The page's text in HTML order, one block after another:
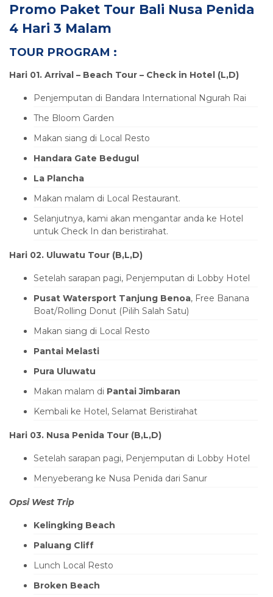
Promo Paket Tour Bali Nusa Penida
4 Hari 3 Malam
TOUR PROGRAM :
Hari 01. Arrival – Beach Tour – Check in Hotel (L,D)
Penjemputan di Bandara International Ngurah Rai
The Bloom Garden
Makan siang di Local Resto
Handara Gate Bedugul
La Plancha
Makan malam di Local Restaurant.
Selanjutnya, kami akan mengantar anda ke Hotel
untuk Check In dan beristirahat.
Hari 02. Uluwatu Tour (B,L,D)
Setelah sarapan pagi, Penjemputan di Lobby Hotel
Pusat Watersport Tanjung Benoa, Free Banana
Boat/Rolling Donut (Pilih Salah Satu)
Makan siang di Local Resto
Pantai Melasti
Pura Uluwatu
Makan malam di Pantai Jimbaran
Kembali ke Hotel, Selamat Beristirahat
Hari 03. Nusa Penida Tour (B,L,D)
Setelah sarapan pagi, Penjemputan di Lobby Hotel
Menyeberang ke Nusa Penida dari Sanur
Opsi West Trip
Kelingking Beach
Paluang Cliff
Lunch Local Resto
Broken Beach